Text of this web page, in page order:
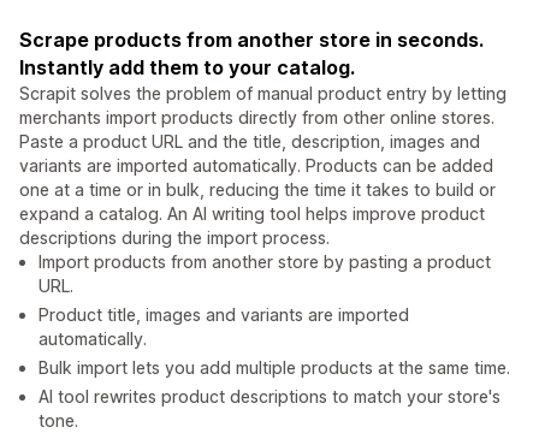
Scrape products from another store in seconds.
Instantly add them to your catalog.
Scrapit solves the problem of manual product entry by letting
merchants import products directly from other online stores.
Paste a product URL and the title, description, images and
variants are imported automatically. Products can be added
one at a time or in bulk, reducing the time it takes to build or
expand a catalog. An AI writing tool helps improve product
descriptions during the import process.
Import products from another store by pasting a product
URL.
Product title, images and variants are imported
automatically.
Bulk import lets you add multiple products at the same time.
AI tool rewrites product descriptions to match your store's
tone.